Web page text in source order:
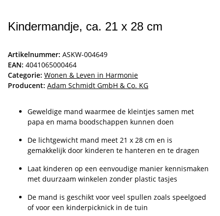
Kindermandje, ca. 21 x 28 cm
Artikelnummer: ASKW-004649
EAN: 4041065000464
Categorie: Wonen & Leven in Harmonie
Producent: Adam Schmidt GmbH & Co. KG
Geweldige mand waarmee de kleintjes samen met
papa en mama boodschappen kunnen doen
De lichtgewicht mand meet 21 x 28 cm en is
gemakkelijk door kinderen te hanteren en te dragen
Laat kinderen op een eenvoudige manier kennismaken
met duurzaam winkelen zonder plastic tasjes
De mand is geschikt voor veel spullen zoals speelgoed
of voor een kinderpicknick in de tuin